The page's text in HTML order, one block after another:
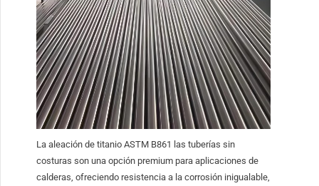
La aleación de titanio ASTM B861 las tuberías sin
costuras son una opción premium para aplicaciones de
calderas, ofreciendo resistencia a la corrosión inigualable,